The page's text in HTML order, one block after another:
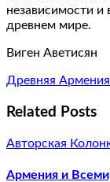
независимости и
древнем мире.
Виген Аветисян
Древняя Армения
Related Posts
Авторская
Армения и